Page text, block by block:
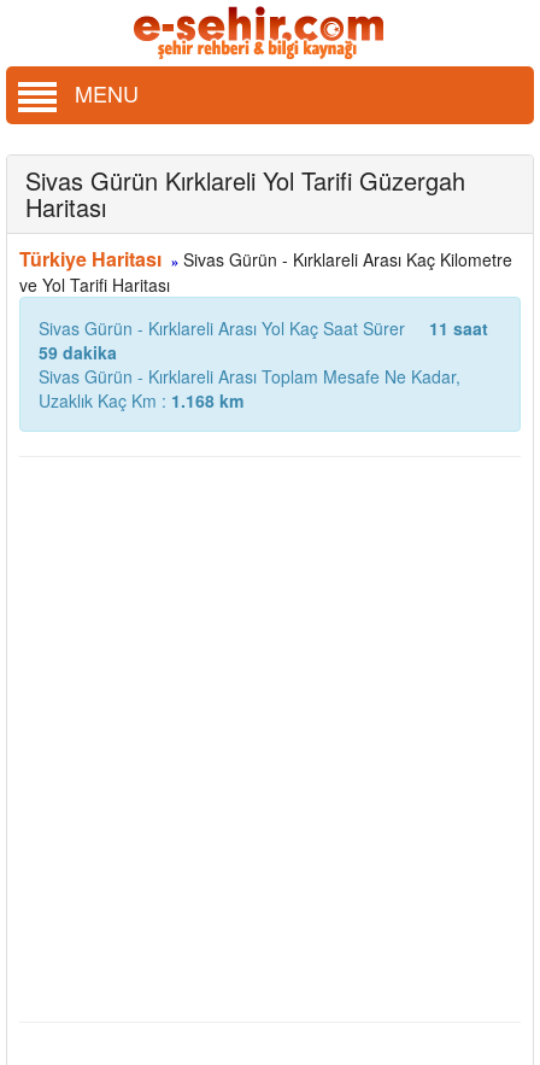
MENU
Sivas Gürün Kırklareli Yol Tarifi Güzergah
Haritası
Türkiye Haritası » Sivas Gürün - Kırklareli Arası Kaç Kilometre
ve Yol Tarifi Haritası
Sivas Gürün - Kırklareli Arası Yol Kaç Saat Sürer
11 saat
59 dakika
Sivas Gürün - Kırklareli Arası Toplam Mesafe Ne Kadar,
Uzaklık Kaç Km : 1.168 km